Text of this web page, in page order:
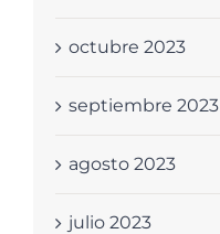
octubre 2023
septiembre 2023
agosto 2023
julio 2023